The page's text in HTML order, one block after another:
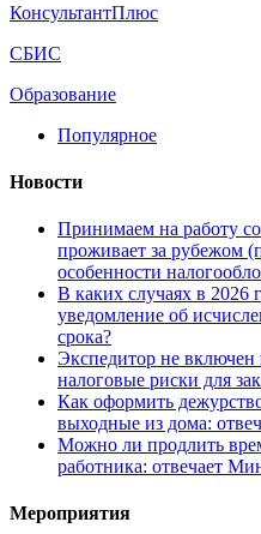
КонсультантПлюс
СБИС
Образование
Популярное
Новости
Принимаем на работу
проживает за рубежом
особенности
В каких случаях в 2026
уведомление об
срока?
Экспедитор не включен
налоговые риски для
Как оформить
выходные из дома:
Можно ли продлить
работника: отвечает
Мероприятия